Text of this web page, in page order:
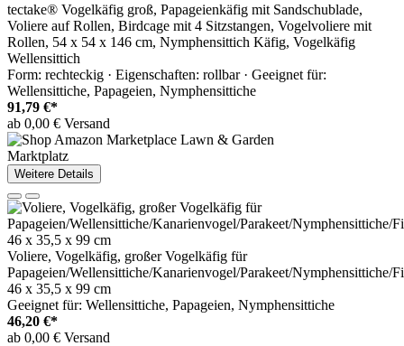
tectake® Vogelkäfig groß, Papageienkäfig mit Sandschublade,
Voliere auf Rollen, Birdcage mit 4 Sitzstangen, Vogelvoliere mit
Rollen, 54 x 54 x 146 cm, Nymphensittich Käfig, Vogelkäfig
Wellensittich
Form: rechteckig · Eigenschaften: rollbar · Geeignet für:
Wellensittiche, Papageien, Nymphensittiche
91,79 €*
ab 0,00 € Versand
Marktplatz
Weitere Details
Voliere, Vogelkäfig, großer Vogelkäfig für
Papageien/Wellensittiche/Kanarienvogel/Parakeet/Nymphensittiche/
46 x 35,5 x 99 cm
Geeignet für: Wellensittiche, Papageien, Nymphensittiche
46,20 €*
ab 0,00 € Versand